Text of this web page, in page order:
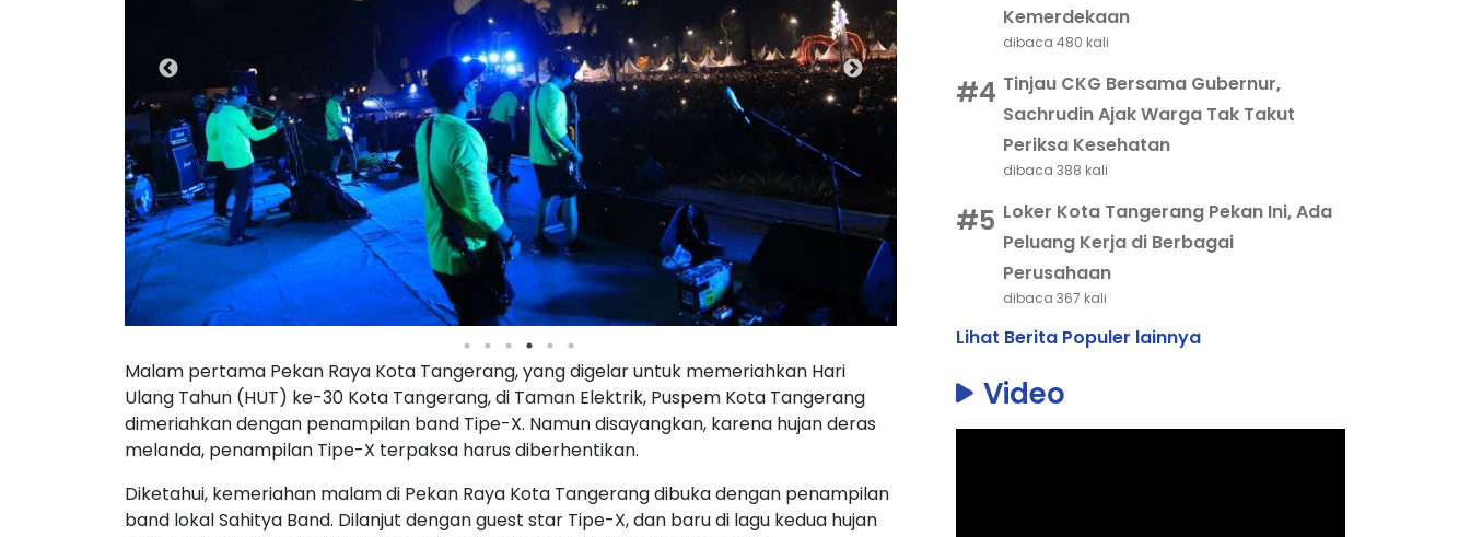
Malam pertama Pekan Raya Kota Tangerang, yang digelar untuk memeriahkan Hari
Ulang Tahun (HUT) ke-30 Kota Tangerang, di Taman Elektrik, Puspem Kota Tangerang
dimeriahkan dengan penampilan band Tipe-X. Namun disayangkan, karena hujan deras
melanda, penampilan Tipe-X terpaksa harus diberhentikan.
Diketahui, kemeriahan malam di Pekan Raya Kota Tangerang dibuka dengan penampilan
band lokal Sahitya Band. Dilanjut dengan guest star Tipe-X, dan baru di lagu kedua hujan
Kemerdekaan
dibaca 480 kali
#4 Tinjau CKG Bersama Gubernur,
Sachrudin Ajak Warga Tak Takut
Periksa Kesehatan
dibaca 388 kali
#5 Loker Kota Tangerang Pekan Ini, Ada
Peluang Kerja di Berbagai
Perusahaan
dibaca 367 kali
Lihat Berita Populer lainnya
Video